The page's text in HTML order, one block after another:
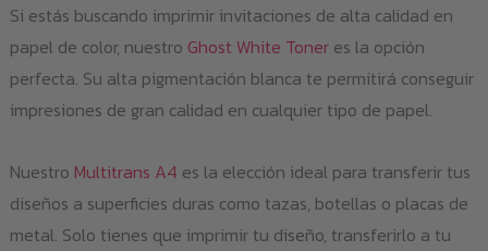
Si estás buscando imprimir invitaciones de alta calidad en
papel de color, nuestro Ghost White Toneres la opción
perfecta. Su alta pigmentación blanca te permitirá conseguir
impresiones de gran calidad en cualquier tipo de papel.
Nuestro Multitrans A4 es la elección ideal para transferir tus
diseños a superficies duras como tazas, botellas o placas de
metal. Solo tienes que imprimir tu diseño, transferirlo a tu